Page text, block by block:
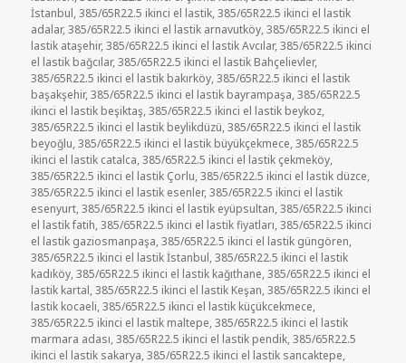
İstanbul,385/65R22.5 ikinci el lastik,385/65R22.5 ikinci el lastik
adalar,385/65R22.5 ikinci el lastik arnavutköy,385/65R22.5 ikinci el
lastik ataşehir,385/65R22.5 ikinci el lastik Avcılar,385/65R22.5 ikinci
el lastik bağcılar,385/65R22.5 ikinci el lastik Bahçelievler,
385/65R22.5 ikinci el lastik bakırköy,385/65R22.5 ikinci el lastik
başakşehir,385/65R22.5 ikinci el lastik bayrampaşa,385/65R22.5
ikinci el lastik beşiktaş,385/65R22.5 ikinci el lastik beykoz,
385/65R22.5 ikinci el lastik beylikdüzü,385/65R22.5 ikinci el lastik
beyoğlu,385/65R22.5 ikinci el lastik büyükçekmece,385/65R22.5
ikinci el lastik catalca,385/65R22.5 ikinci el lastik çekmeköy,
385/65R22.5 ikinci el lastik Çorlu,385/65R22.5 ikinci el lastik düzce,
385/65R22.5 ikinci el lastik esenler,385/65R22.5 ikinci el lastik
esenyurt,385/65R22.5 ikinci el lastik eyüpsultan,385/65R22.5 ikinci
el lastik fatih,385/65R22.5 ikinci el lastik fiyatları,385/65R22.5 ikinci
el lastik gaziosmanpaşa,385/65R22.5 ikinci el lastik güngören,
385/65R22.5 ikinci el lastik İstanbul,385/65R22.5 ikinci el lastik
kadıköy,385/65R22.5 ikinci el lastik kağıthane,385/65R22.5 ikinci el
lastik kartal,385/65R22.5 ikinci el lastik Keşan,385/65R22.5 ikinci el
lastik kocaeli,385/65R22.5 ikinci el lastik küçükcekmece,
385/65R22.5 ikinci el lastik maltepe,385/65R22.5 ikinci el lastik
marmara adası,385/65R22.5 ikinci el lastik pendik,385/65R22.5
ikinci el lastik sakarya,385/65R22.5 ikinci el lastik sancaktepe,